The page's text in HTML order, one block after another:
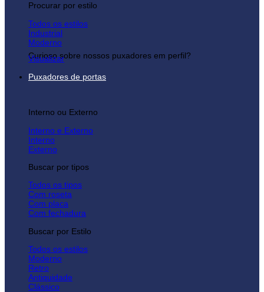
Procurar por estilo
Todos os estilos
Industrial
Moderno
Curioso sobre nossos puxadores em perfil?
Visualizar
Puxadores de portas
Interno ou Externo
Interno e Externo
Interno
Externo
Buscar por tipos
Todos os tipos
Com roseta
Com placa
Com fechadura
Buscar por Estilo
Todos os estilos
Moderno
Retro
Antiquidade
Clássico